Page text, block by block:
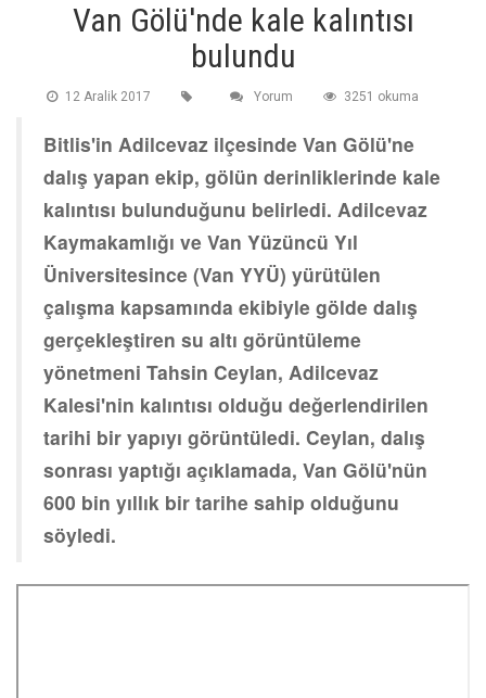
Van Gölü'nde kale kalıntısı
bulundu
12 Aralik 2017 Yorum 3251 okuma
Bitlis'in Adilcevaz ilçesinde Van Gölü'ne
dalış yapan ekip, gölün derinliklerinde kale
kalıntısı bulunduğunu belirledi. Adilcevaz
Kaymakamlığı ve Van Yüzüncü Yıl
Üniversitesince (Van YYÜ) yürütülen
çalışma kapsamında ekibiyle gölde dalış
gerçekleştiren su altı görüntüleme
yönetmeni Tahsin Ceylan, Adilcevaz
Kalesi'nin kalıntısı olduğu değerlendirilen
tarihi bir yapıyı görüntüledi. Ceylan, dalış
sonrası yaptığı açıklamada, Van Gölü'nün
600 bin yıllık bir tarihe sahip olduğunu
söyledi.